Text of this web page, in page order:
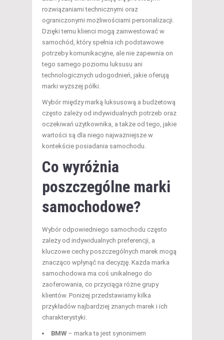
rozwiązaniami technicznymi oraz
ograniczonymi możliwościami personalizacji.
Dzięki temu klienci mogą zainwestować w
samochód, który spełnia ich podstawowe
potrzeby komunikacyjne, ale nie zapewnia on
tego samego poziomu luksusu ani
technologicznych udogodnień, jakie oferują
marki wyższej półki.
Wybór między marką luksusową a budżetową
często zależy od indywidualnych potrzeb oraz
oczekiwań użytkownika, a także od tego, jakie
wartości są dla niego najważniejsze w
kontekście posiadania samochodu.
Co wyróżnia
poszczególne marki
samochodowe?
Wybór odpowiedniego samochodu często
zależy od indywidualnych preferencji, a
kluczowe cechy poszczególnych marek mogą
znacząco wpłynąć na decyzję. Każda marka
samochodowa ma coś unikalnego do
zaoferowania, co przyciąga różne grupy
klientów. Poniżej przedstawiamy kilka
przykładów najbardziej znanych marek i ich
charakterystyki.
BMW – marka ta jest synonimem